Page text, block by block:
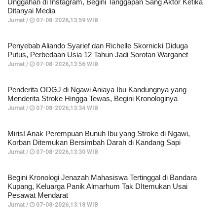
Unggahan di Instagram, Begini Tanggapan Sang Aktor Ketika
Ditanyai Media
Jumat / 07-08-2026,13:59 WIB
Penyebab Aliando Syarief dan Richelle Skornicki Diduga
Putus, Perbedaan Usia 12 Tahun Jadi Sorotan Warganet
Jumat / 07-08-2026,13:56 WIB
Penderita ODGJ di Ngawi Aniaya Ibu Kandungnya yang
Menderita Stroke Hingga Tewas, Begini Kronologinya
Jumat / 07-08-2026,13:34 WIB
Miris! Anak Perempuan Bunuh Ibu yang Stroke di Ngawi,
Korban Ditemukan Bersimbah Darah di Kandang Sapi
Jumat / 07-08-2026,13:30 WIB
Begini Kronologi Jenazah Mahasiswa Tertinggal di Bandara
Kupang, Keluarga Panik Almarhum Tak DItemukan Usai
Pesawat Mendarat
Jumat / 07-08-2026,13:18 WIB